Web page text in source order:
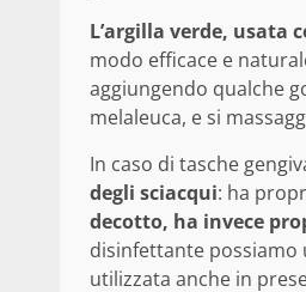
L’argilla verde, usata
modo efficace e
aggiungendo qualche
melaleuca, e si
In caso di tasche
degli sciacqui: ha
decotto, ha invece
disinfettante possiamo
utilizzata anche in